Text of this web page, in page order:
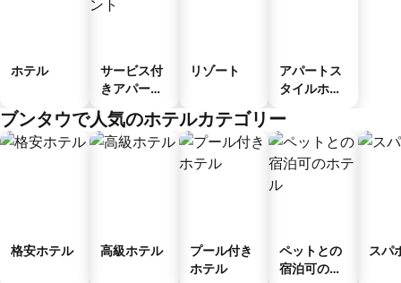
ホテル
サービス付
きアパート
リゾート
アパートス
タイルホテ
ブンタウで人気のホテルカテゴリー
格安ホテル 高級ホテル
プール付き
ホテル
ペットとの
宿泊可のホ
スパ